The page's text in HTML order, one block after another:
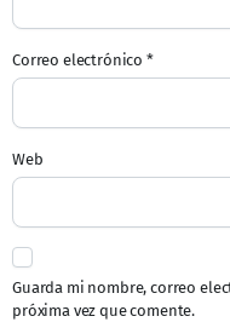
Correo electrónico *
Web
Guarda mi nombre, correo
próxima vez que comente.